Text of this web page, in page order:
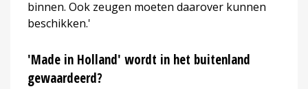
binnen. Ook zeugen moeten daarover kunnen
beschikken.'
'Made in Holland' wordt in het buitenland
gewaardeerd?